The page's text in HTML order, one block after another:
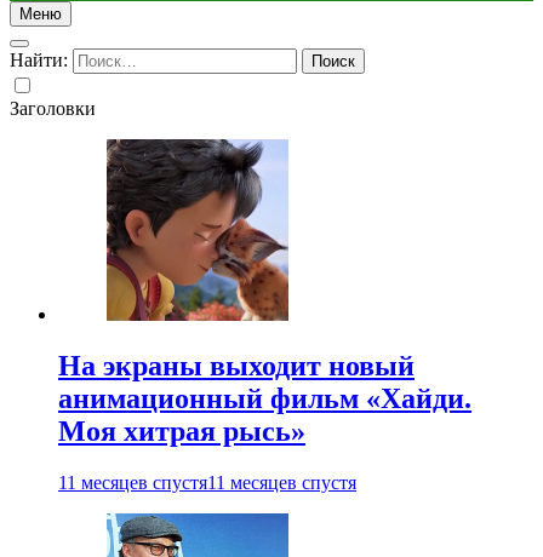
Меню
Найти:
Заголовки
На экраны выходит новый
анимационный фильм «Хайди.
Моя хитрая рысь»
11 месяцев спустя11 месяцев спустя